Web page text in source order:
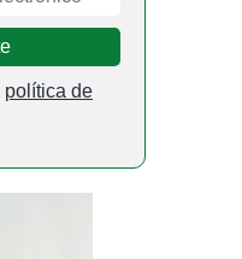
política de